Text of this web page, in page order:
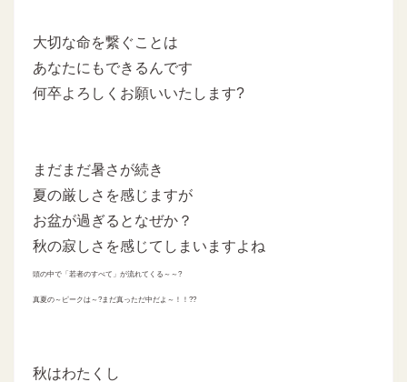
大切な命を繋ぐことは
あなたにもできるんです
何卒よろしくお願いいたします?
まだまだ暑さが続き
夏の厳しさを感じますが
お盆が過ぎるとなぜか？
秋の寂しさを感じてしまいますよね
頭の中で「若者のすべて」が流れてくる～～?
真夏の～ピークは～?まだ真っただ中だよ～！！??
秋はわたくし